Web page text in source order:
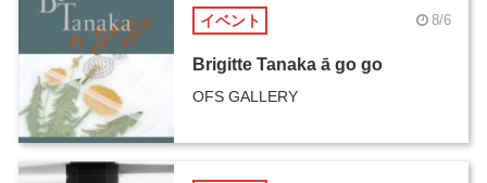
イベント 8/6
Brigitte Tanaka ā go go
OFS GALLERY